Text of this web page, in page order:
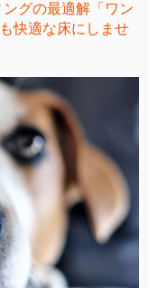
グの最適解「ワン
快適な床にしませ